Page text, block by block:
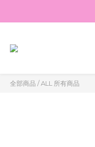
全部商品 /ALL 所有商品